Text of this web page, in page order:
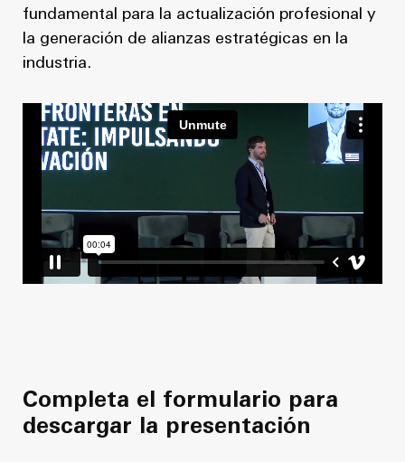
fundamental para la actualización profesional y
la generación de alianzas estratégicas en la
industria.
Completa el formulario para
descargar la presentación